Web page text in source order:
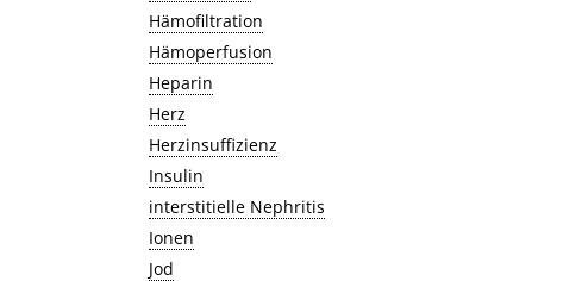
Hämofiltration
Hämoperfusion
Heparin
Herz
Herzinsuffizienz
Insulin
interstitielle Nephritis
Ionen
Jod